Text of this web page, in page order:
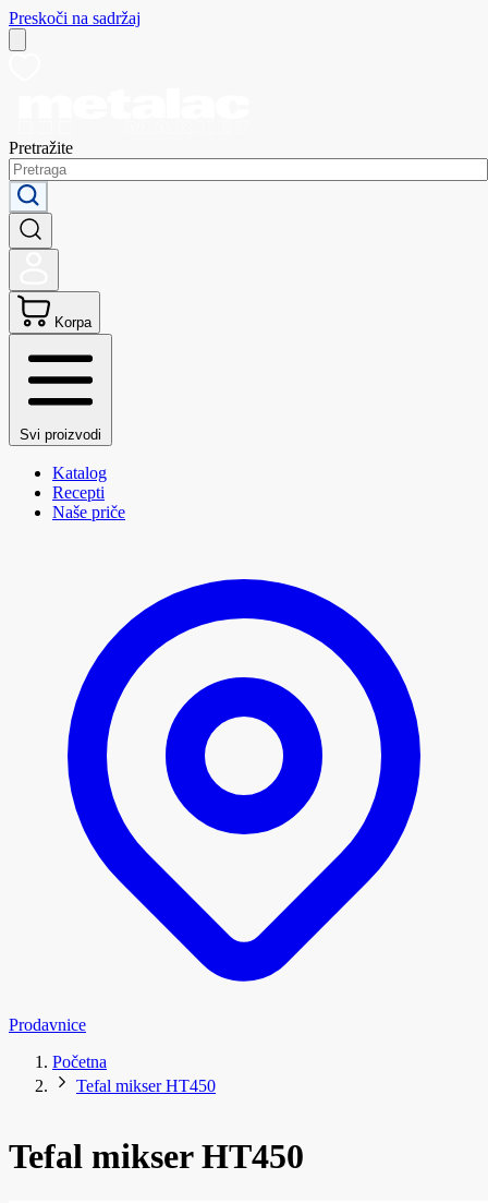
Preskoči na sadržaj
Pretražite
Korpa
Svi proizvodi
Katalog
Recepti
Naše priče
Prodavnice
Početna
Tefal mikser HT450
Tefal mikser HT450